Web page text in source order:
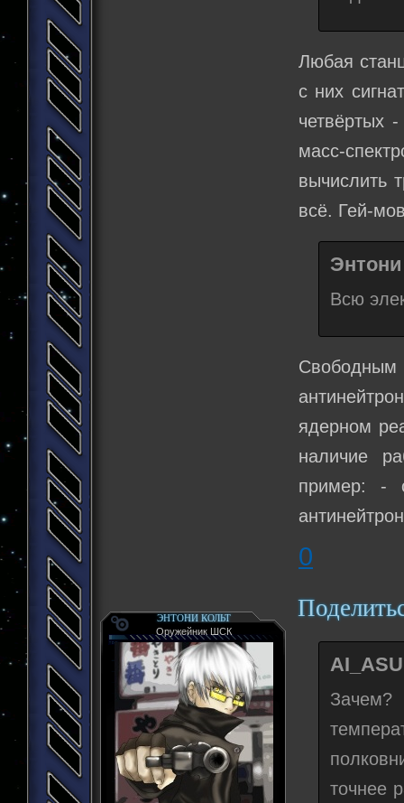
Любая
с них
четвёртых
масс-
вычислить
всё. Гей-
Всю
Свободным
ядерном
наличие
пример: -
0
ЭНТОНИ КОЛЬТ
Оружейник ШСК
Зачем?
точнее